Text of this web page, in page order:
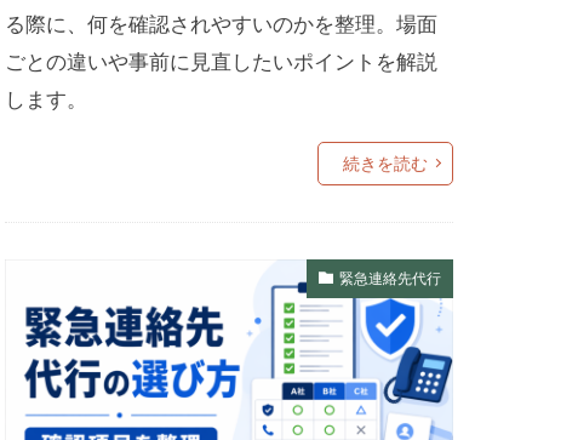
る際に、何を確認されやすいのかを整理。場面
ごとの違いや事前に見直したいポイントを解説
します。
続きを読む
緊急連絡先代行